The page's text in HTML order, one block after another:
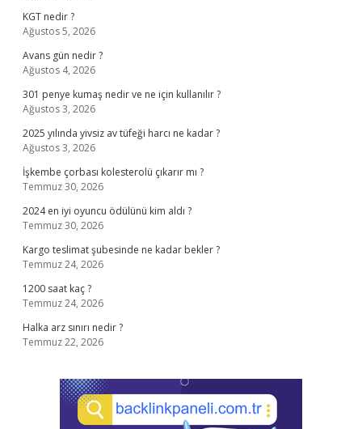
KGT nedir ?
Ağustos 5, 2026
Avans gün nedir ?
Ağustos 4, 2026
301 penye kumaş nedir ve ne için kullanılır ?
Ağustos 3, 2026
2025 yılında yivsiz av tüfeği harcı ne kadar ?
Ağustos 3, 2026
İşkembe çorbası kolesterolü çıkarır mı ?
Temmuz 30, 2026
2024 en iyi oyuncu ödülünü kim aldı ?
Temmuz 30, 2026
Kargo teslimat şubesinde ne kadar bekler ?
Temmuz 24, 2026
1200 saat kaç ?
Temmuz 24, 2026
Halka arz sınırı nedir ?
Temmuz 22, 2026